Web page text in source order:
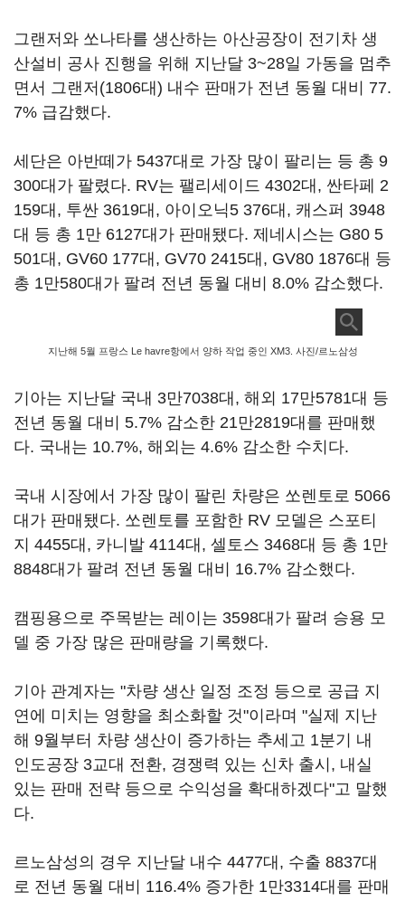
그랜저와 쏘나타를 생산하는 아산공장이 전기차 생
산설비 공사 진행을 위해 지난달 3~28일 가동을 멈추
면서 그랜저(1806대) 내수 판매가 전년 동월 대비 77.
7% 급감했다.
세단은 아반떼가 5437대로 가장 많이 팔리는 등 총 9
300대가 팔렸다. RV는 팰리세이드 4302대, 싼타페 2
159대, 투싼 3619대, 아이오닉5 376대, 캐스퍼 3948
대 등 총 1만 6127대가 판매됐다. 제네시스는 G80 5
501대, GV60 177대, GV70 2415대, GV80 1876대 등
총 1만580대가 팔려 전년 동월 대비 8.0% 감소했다.
지난해 5월 프랑스 Le havre항에서 양하 작업 중인 XM3. 사진/르노삼성
기아는 지난달 국내 3만7038대, 해외 17만5781대 등
전년 동월 대비 5.7% 감소한 21만2819대를 판매했
다. 국내는 10.7%, 해외는 4.6% 감소한 수치다.
국내 시장에서 가장 많이 팔린 차량은 쏘렌토로 5066
대가 판매됐다. 쏘렌토를 포함한 RV 모델은 스포티
지 4455대, 카니발 4114대, 셀토스 3468대 등 총 1만
8848대가 팔려 전년 동월 대비 16.7% 감소했다.
캠핑용으로 주목받는 레이는 3598대가 팔려 승용 모
델 중 가장 많은 판매량을 기록했다.
기아 관계자는 "차량 생산 일정 조정 등으로 공급 지
연에 미치는 영향을 최소화할 것"이라며 "실제 지난
해 9월부터 차량 생산이 증가하는 추세고 1분기 내
인도공장 3교대 전환, 경쟁력 있는 신차 출시, 내실
있는 판매 전략 등으로 수익성을 확대하겠다"고 말했
다.
르노삼성의 경우 지난달 내수 4477대, 수출 8837대
로 전년 동월 대비 116.4% 증가한 1만3314대를 판매